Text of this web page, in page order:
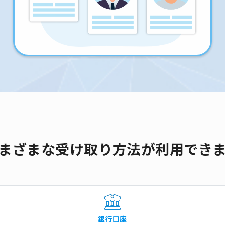
ざまな受け取り方法が利用でき
銀行口座